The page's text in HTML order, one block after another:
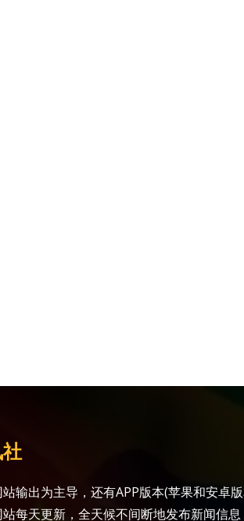
输出为主导，还有APP版本(苹果和安卓
每天更新，全天候不间断地发布新闻信